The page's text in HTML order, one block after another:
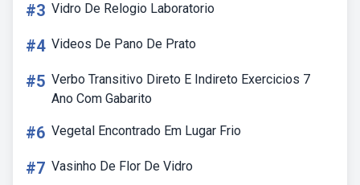
#3 Vidro De Relogio Laboratorio
#4 Videos De Pano De Prato
#5 Verbo Transitivo Direto E Indireto Exercicios 7
Ano Com Gabarito
#6 Vegetal Encontrado Em Lugar Frio
#7 Vasinho De Flor De Vidro